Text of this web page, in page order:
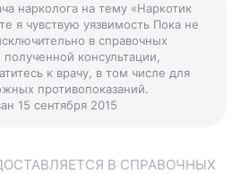
нарколога на тему «Наркотик
я чувствую уязвимость Пока не
в справочных
консультации,
к врачу, в том числе для
противопоказаний.
15 сентября 2015
В СПРАВОЧНЫХ